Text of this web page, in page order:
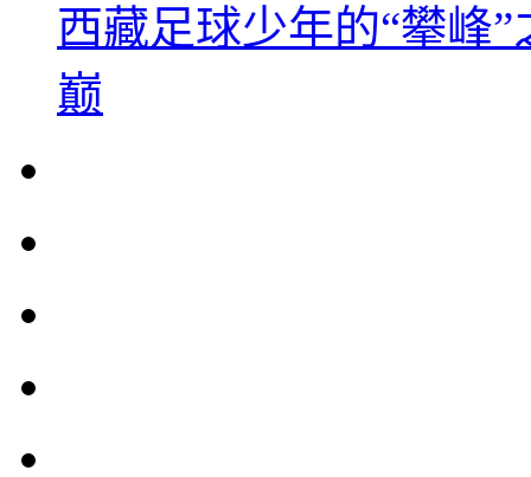
西藏足球少年的“攀峰
巅